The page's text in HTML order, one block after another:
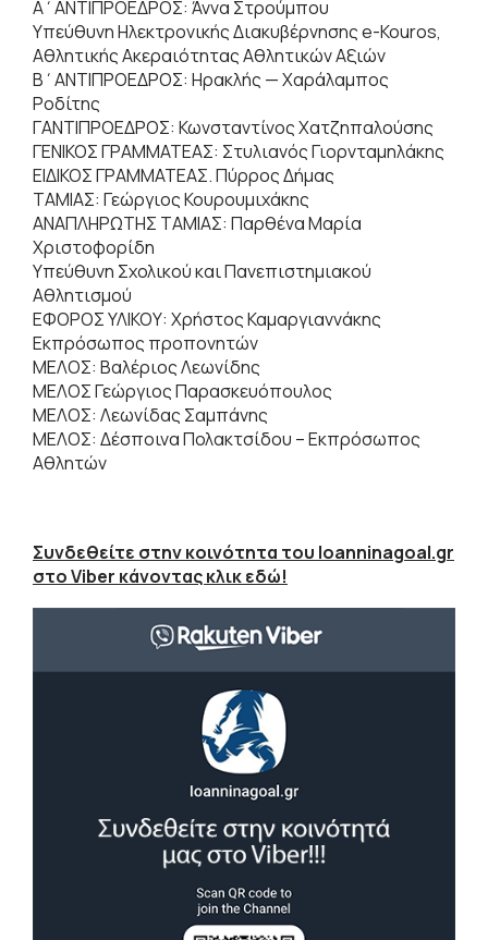
Α΄ΑΝΤΙΠΡΟΕΔΡΟΣ: Άννα Στρούµπου
Υπεύθυνη Ηλεκτρονικής Διακυβέρνησης e-Kouros,
Αθλητικής Ακεραιότητας Αθλητικών Αξιών
Β΄ΑΝΤΙΠΡΟΕΔΡΟΣ: Ηρακλής — Χαράλαμπος
Ροδίτης
ΓΑΝΤΙΠΡΟΕΔΡΟΣ: Κωνσταντίνος Χατζηπαλούσης
ΓΕΝΙΚΟΣ ΓΡΑΜΜΑΤΕΑΣ: Στυλιανός Γιορνταµηλάκης
ΕΙΔΙΚΟΣ ΓΡΑΜΜΑΤΕΑΣ. Πύρρος Δήμας
ΤΑΜΙΑΣ: Γεώργιος Κουρουμιχάκης
ΑΝΑΠΛΗΡΩΤΗΣ ΤΑΜΙΑΣ: Παρθένα Μαρία
Χριστοφορίδη
Υπεύθυνη Σχολικού και Πανεπιστημιακού
Αθλητισμού
ΕΦΟΡΟΣ ΥΛΙΚΟΥ: Χρήστος Καμαργιαννάκης
Εκπρόσωπος προπονητών
ΜΕΛΟΣ: Βαλέριος Λεωνίδης
ΜΕΛΟΣ Γεώργιος Παρασκευόπουλος
ΜΕΛΟΣ: Λεωνίδας Σαμπάνης
ΜΕΛΟΣ: Δέσποινα Πολακτσίδου – Εκπρόσωπος
Αθλητών
Συνδεθείτε στην κοινότητα του Ioanninagoal.gr
στο Viber κάνοντας κλικ εδώ!